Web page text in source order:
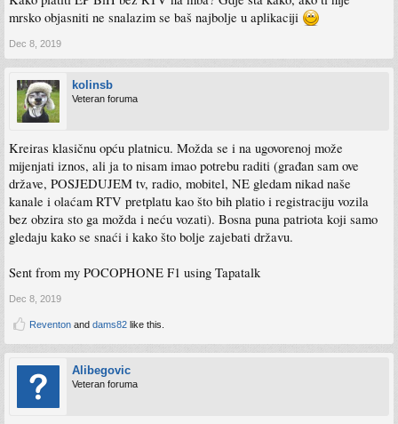
mrsko objasniti ne snalazim se baš najbolje u aplikaciji
Dec 8, 2019
kolinsb
Veteran foruma
Kreiras klasičnu opću platnicu. Možda se i na ugovorenoj može
mijenjati iznos, ali ja to nisam imao potrebu raditi (građan sam ove
države, POSJEDUJEM tv, radio, mobitel, NE gledam nikad naše
kanale i olaćam RTV pretplatu kao što bih platio i registraciju vozila
bez obzira sto ga možda i neću vozati). Bosna puna patriota koji samo
gledaju kako se snaći i kako što bolje zajebati državu.
Sent from my POCOPHONE F1 using Tapatalk
Dec 8, 2019
Reventon and dams82 like this.
Alibegovic
Veteran foruma